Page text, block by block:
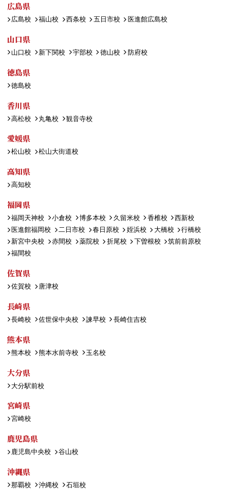
広島県
広島校 福山校 西条校 五日市校 医進館広島校
山口県
山口校 新下関校 宇部校 徳山校 防府校
徳島県
徳島校
香川県
高松校 丸亀校 観音寺校
愛媛県
松山校 松山大街道校
高知県
高知校
福岡県
福岡天神校 小倉校 博多本校 久留米校 香椎校
西新校
医進館福岡校
二日市校 春日原校 姪浜校 大橋校
行橋校
新宮中央校
赤間校 薬院校 折尾校 下曽根校
筑前前原校
福間校
佐賀県
佐賀校 唐津校
長崎県
長崎校 佐世保中央校 諫早校 長崎住吉校
熊本県
熊本校 熊本水前寺校 玉名校
大分県
大分駅前校
宮崎県
宮崎校
鹿児島県
鹿児島中央校 谷山校
沖縄県
那覇校 沖縄校 石垣校